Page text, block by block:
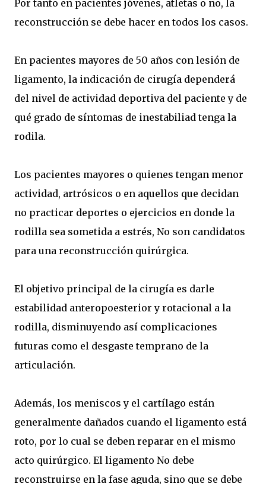
Por tanto en pacientes jóvenes, atletas o no, la
reconstrucción se debe hacer en todos los casos.
En pacientes mayores de 50 años con lesión de
ligamento, la indicación de cirugía dependerá
del nivel de actividad deportiva del paciente y de
qué grado de síntomas de inestabiliad tenga la
rodila.
Los pacientes mayores o quienes tengan menor
actividad, artrósicos o en aquellos que decidan
no practicar deportes o ejercicios en donde la
rodilla sea sometida a estrés, No son candidatos
para una reconstrucción quirúrgica.
El objetivo principal de la cirugía es darle
estabilidad anteropoesterior y rotacional a la
rodilla, disminuyendo así complicaciones
futuras como el desgaste temprano de la
articulación.
Además, los meniscos y el cartílago están
generalmente dañados cuando el ligamento está
roto, por lo cual se deben reparar en el mismo
acto quirúrgico. El ligamento No debe
reconstruirse en la fase aguda, sino que se debe